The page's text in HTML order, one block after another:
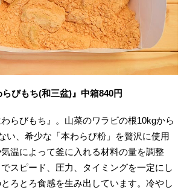
らびもち(和三盆) 』中箱840円
らびもち』。山菜のワラビの根10kgから
い、希少な「本わらび粉」を贅沢に使用
温によって釜に入れる材料の量を調整
スピード、圧力、タイミングを一定にし
ろとろ食感を生み出しています。冷やし